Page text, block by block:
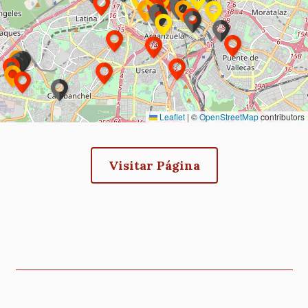
12 de febrero de 2026 jueves
Conferencia: Monumentos desaparecidos
y trasladados de los Jardines del Buen
Retiro
12/02/2026 - 19:15-12/02/2026 - 20:30
5 de marzo de 2026 jueves
EXPOSICIÓN: Plaza Mayor de Madrid,
Miradas que la habitan
05/03/2026 - 18:30-12/04/2026 - 19:00
05/03/2026 - 18:30-12/04/2026 - 19:00
Leaflet | ©OpenStreetMapcontributors
Visitar Página